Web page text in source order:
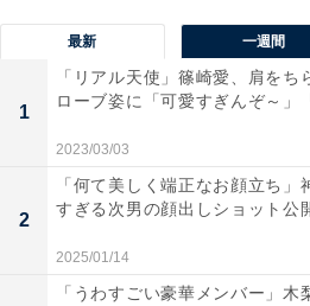
最新 一週間
1
「リアル天使」篠崎愛、肩をち
ローブ姿に「可愛すぎんぞ～」
2023/03/03
2
「何て美しく端正なお顔立ち」
すぎる次男の顔出しショット公
2025/01/14
「うわすごい豪華メンバー」木